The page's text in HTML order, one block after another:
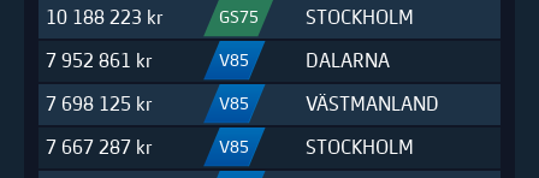
10 188 223 kr
GS75
STOCKHOLM
7 952 861 kr
V85
DALARNA
7 698 125 kr
V85
VÄSTMANLAND
7 667 287 kr
V85
STOCKHOLM